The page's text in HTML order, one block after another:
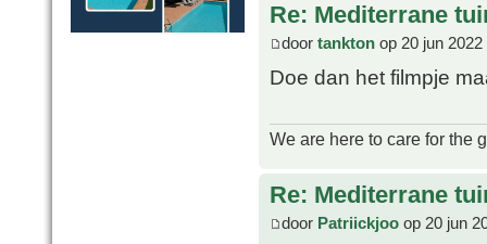
Re: Mediterrane
door tankton op 20 jun 2022
Doe dan het filmpje
We are here to care for the
Re: Mediterrane
door Patriickjoo op 20 jun